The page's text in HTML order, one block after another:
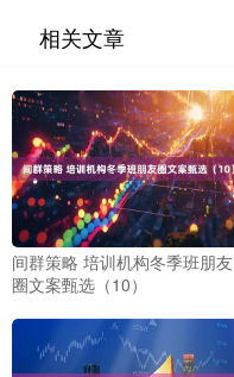
相关文章
间群策略 培训机构冬季班朋友
圈文案甄选（10）